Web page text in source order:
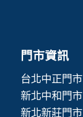
門市資訊
台北中正門市
新北中和門市
新北新莊門市